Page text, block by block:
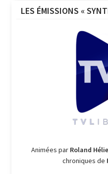
LES ÉMISSIONS «
Animées par Roland Hélie
chroniques de